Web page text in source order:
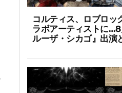
コルティス、ロブロッ
ラボアーティストに…8
ルーザ・シカゴ』出演